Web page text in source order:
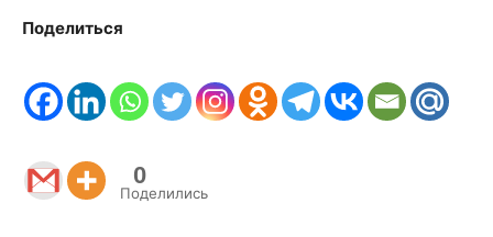
Поделиться
0
Поделились